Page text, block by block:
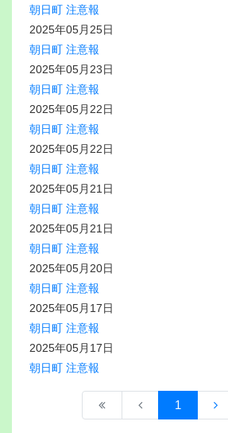
朝日町 注意報
2025年05月25日
朝日町 注意報
2025年05月23日
朝日町 注意報
2025年05月22日
朝日町 注意報
2025年05月22日
朝日町 注意報
2025年05月21日
朝日町 注意報
2025年05月21日
朝日町 注意報
2025年05月20日
朝日町 注意報
2025年05月17日
朝日町 注意報
2025年05月17日
朝日町 注意報
1